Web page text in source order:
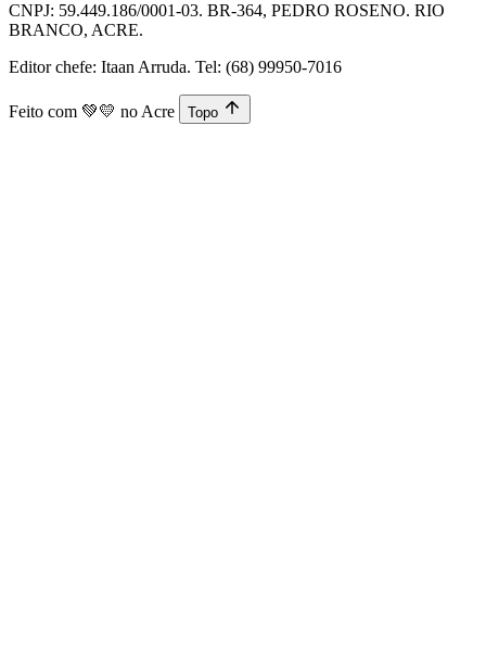
CNPJ: 59.449.186/0001-03. BR-364, PEDRO ROSENO. RIO
BRANCO, ACRE.
Editor chefe: Itaan Arruda. Tel: (68) 99950-7016
Feito com 💚💛 no Acre Topo